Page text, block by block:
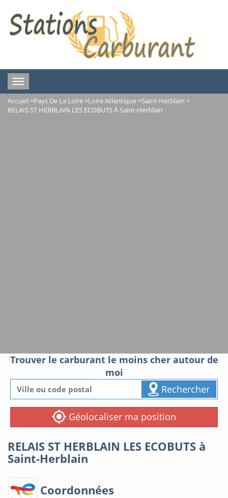
Toggle
navigation
Accueil >Pays De La Loire>Loire Atlantique>Saint-Herblain >
RELAIS ST HERBLAIN LES ECOBUTS À Saint-Herblain
Trouver le carburant le moins cher autour de
moi
Rechercher
Géolocaliser ma position
RELAIS ST HERBLAIN LES ECOBUTS à
Saint-Herblain
Coordonnées